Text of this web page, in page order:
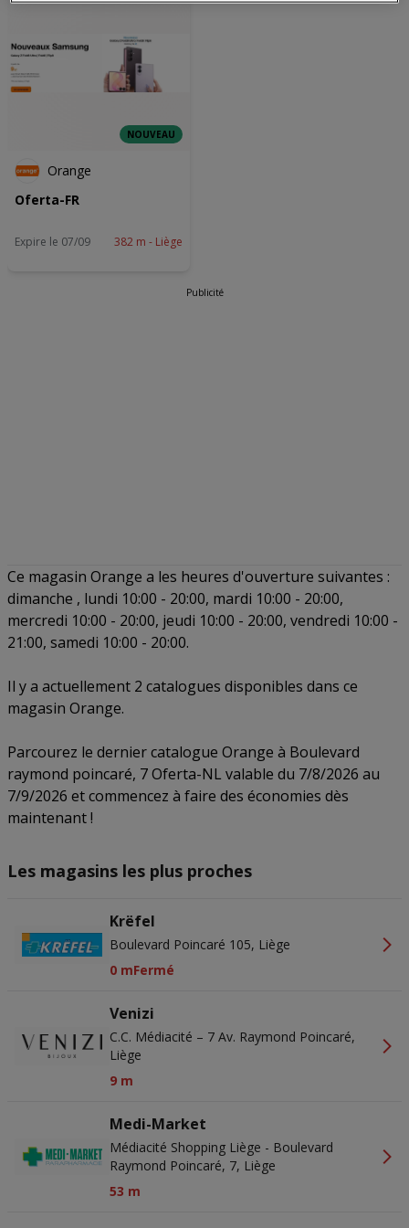
NOUVEAU
Orange
Oferta-FR
Expire le 07/09 382 m - Liège
Publicité
Ce magasin Orange a les heures d'ouverture suivantes :
dimanche , lundi 10:00 - 20:00, mardi 10:00 - 20:00,
mercredi 10:00 - 20:00, jeudi 10:00 - 20:00, vendredi 10:00 -
21:00, samedi 10:00 - 20:00.
Il y a actuellement 2 catalogues disponibles dans ce
magasin Orange.
Parcourez le dernier catalogue Orange à Boulevard
raymond poincaré, 7 Oferta-NL valable du 7/8/2026 au
7/9/2026 et commencez à faire des économies dès
maintenant !
Les magasins les plus proches
Krëfel
Boulevard Poincaré 105, Liège
0 mFermé
Venizi
C.C. Médiacité – 7 Av. Raymond Poincaré,
Liège
9 m
Medi-Market
Médiacité Shopping Liège - Boulevard
Raymond Poincaré, 7, Liège
53 m
Wij en onze partners verwerken gegevens voor de
volgende doeleinden:
Precieze geolocatiegegevens gebruiken. De apparaatkenmerken
en/of openen. Gepersonaliseerde advertenties en content,
advertentie- en contentmetingen, doelgroepenonderzoek en
Partnerlijst (derden)